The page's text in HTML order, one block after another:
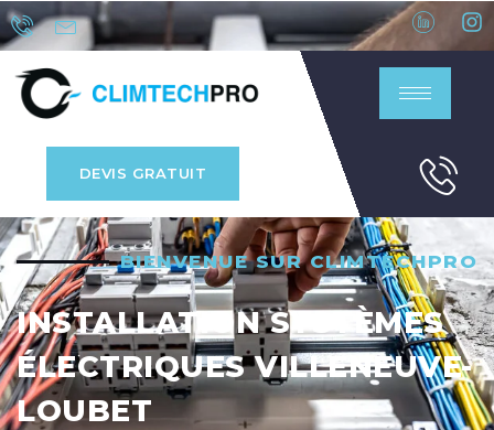
DEVIS GRATUIT
BIENVENUE SUR CLIMTECHPRO
INSTALLATION SYSTÈMES
ÉLECTRIQUES VILLENEUVE-
LOUBET